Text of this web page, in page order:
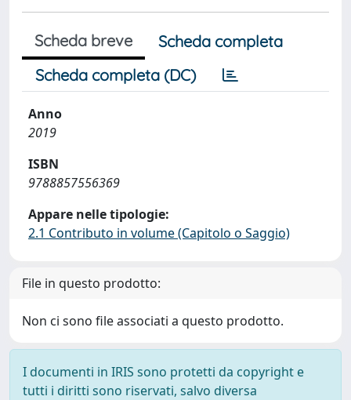
Scheda breve
Scheda completa
Scheda completa (DC)
Anno
2019
ISBN
9788857556369
Appare nelle tipologie:
2.1 Contributo in volume (Capitolo o Saggio)
File in questo prodotto:
Non ci sono file associati a questo prodotto.
I documenti in IRIS sono protetti da copyright e
tutti i diritti sono riservati, salvo diversa